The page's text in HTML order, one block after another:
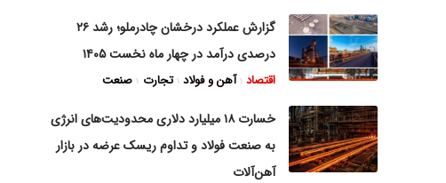
گزارش عملکرد درخشان چادرملو؛ رشد ۲۶
درصدی درآمد در چهار ماه نخست ۱۴۰۵
اقتصاد آهن و فولاد تجارت صنعت
خسارت ۱۸ میلیارد دلاری محدودیت‌های انرژی
به صنعت فولاد و تداوم ریسک عرضه در بازار
آهن‌آلات